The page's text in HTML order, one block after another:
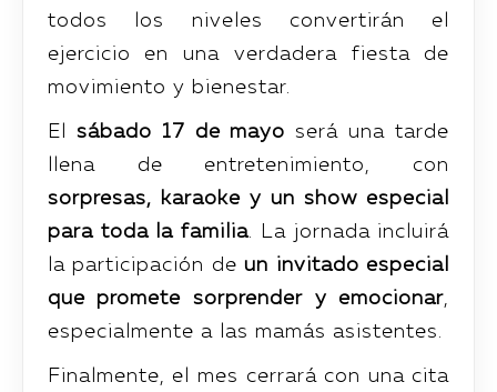
todos los niveles convertirán el
ejercicio en una verdadera fiesta de
movimiento y bienestar.
El sábado 17 de mayo será una tarde
llena de entretenimiento, con
sorpresas, karaoke y un show especial
para toda la familia. La jornada incluirá
la participación deun invitado especial
que promete sorprender y emocionar,
especialmente a las mamás asistentes.
Finalmente, el mes cerrará con una cita